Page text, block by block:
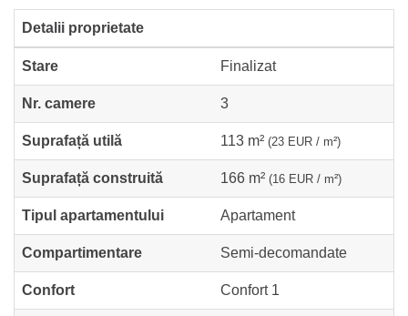
Detalii proprietate
Stare Finalizat
Nr. camere 3
Suprafață utilă 113 m² (23 EUR / m²)
Suprafață construită 166 m² (16 EUR / m²)
Tipul apartamentului Apartament
Compartimentare Semi-decomandate
Confort Confort 1